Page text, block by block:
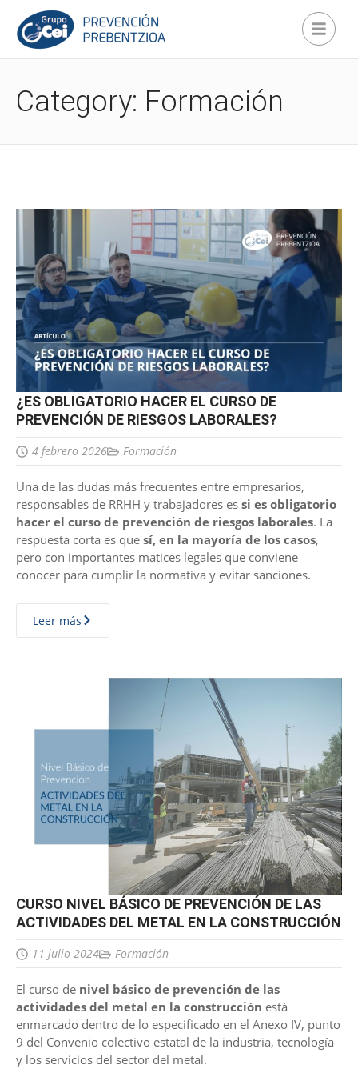
Category: Formación
¿ES OBLIGATORIO HACER EL CURSO DE
PREVENCIÓN DE RIESGOS LABORALES?
4 febrero 2026 Formación
Una de las dudas más frecuentes entre empresarios,
responsables de RRHH y trabajadores es si es obligatorio
hacer el curso de prevención de riesgos laborales. La
respuesta corta es que sí, en la mayoría de los casos,
pero con importantes matices legales que conviene
conocer para cumplir la normativa y evitar sanciones.
Leer más
CURSO NIVEL BÁSICO DE PREVENCIÓN DE LAS
ACTIVIDADES DEL METAL EN LA CONSTRUCCIÓN
11 julio 2024 Formación
El curso de nivel básico de prevención de las
actividades del metal en la construcción está
enmarcado dentro de lo especificado en el Anexo IV, punto
9 del Convenio colectivo estatal de la industria, tecnología
y los servicios del sector del metal.